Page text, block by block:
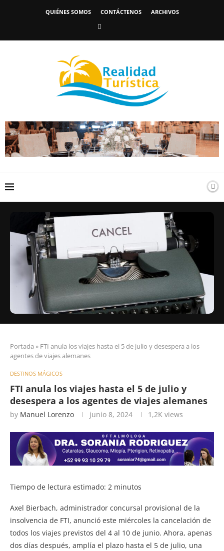
QUIÉNES SOMOS CONTÁCTENOS ARCHIVOS
Portada » FTI anula los viajes hasta el 5 de julio y desespera a los
agentes de viajes alemanes
DESTINOS MÁGICOS
FTI anula los viajes hasta el 5 de julio y
desespera a los agentes de viajes alemanes
by Manuel Lorenzo junio 8, 2024 1,2K views
Tiempo de lectura estimado: 2 minutos
Axel Bierbach, administrador concursal provisional de la
insolvencia de FTI, anunció este miércoles la cancelación de
todos los viajes previstos del 4 al 10 de junio. Ahora, apenas
dos días después, amplía el plazo hasta el 5 de julio, una